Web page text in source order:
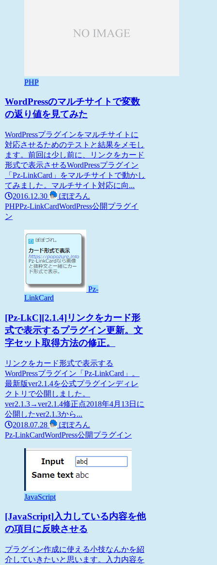
PHP
WordPressのマルチサイトで変数
の返り値を見てみた
WordPressプラグインをマルチサイトに
対応させるためのテストと結果をメモし
ます。前回は少し前に、リンクをカード
形式で表示させるWordPressプラグイン
「Pz-LinkCard」をマルチサイトで動かし
てみました。マルチサイト対応に向...
2016.12.30
ぽぽろん
PHPPz-LinkCardWordPress公開プラグイ
ン
Pz-
LinkCard
[Pz-LkC][2.1.4]リンクをカード形
式で表示するプラグイン更新。文
字セット取得方法の修正。
リンクをカード形式で表示する
WordPressプラグイン「Pz-LinkCard」。
最新版ver2.1.4を公式プラグインディレ
クトリで公開しました。
ver2.1.3→ver2.1.4修正点2018年4月13日に
公開したver2.1.3から...
2018.07.28
ぽぽろん
Pz-LinkCardWordPress公開プラグイン
JavaScript
[JavaScript]入力している内容を他
の項目に反映させる
プラグイン作成に使える小技なんかを紹
介していきたいと思います。入力内容を